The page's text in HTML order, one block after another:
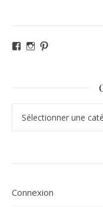
Voir le profil de
Voir le profil
Connexion